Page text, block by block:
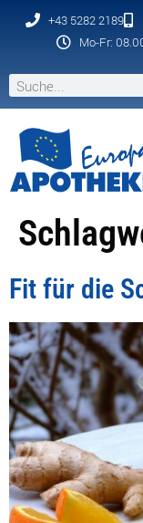
+43 5282 2189
Mo-Fr:
Fit für die